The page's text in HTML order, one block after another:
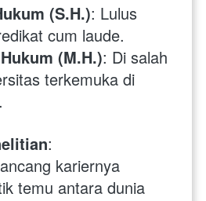
(S.H.): Lulus
cum laude.
(M.H.): Di salah
terkemuka di
:
kariernya
temu antara dunia